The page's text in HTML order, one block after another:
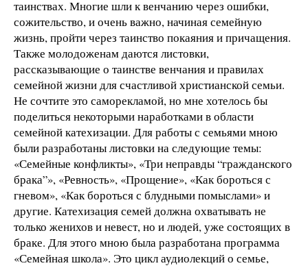
таинствах. Многие шли к венчанию через ошибки,
сожительство, и очень важно, начиная семейную
жизнь, пройти через таинство покаяния и причащения.
Также молодоженам даются листовки,
рассказывающие о таинстве венчания и правилах
семейной жизни для счастливой христианской семьи.
Не сочтите это саморекламой, но мне хотелось бы
поделиться некоторыми наработками в области
семейной катехизации. Для работы с семьями мною
были разработаны листовки на следующие темы:
«Семейные конфликты», «Три неправды “гражданского
брака”», «Ревность», «Прощение», «Как бороться с
гневом», «Как бороться с блудными помыслами» и
другие. Катехизация семей должна охватывать не
только женихов и невест, но и людей, уже состоящих в
браке. Для этого мною была разработана программа
«Семейная школа». Это цикл аудиолекций о семье,